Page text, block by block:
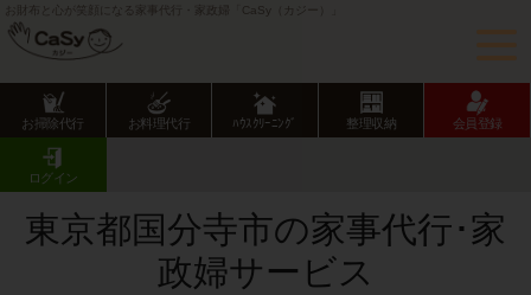
お財布と心が笑顔になる家事代行・家政婦「CaSy（カジー）」
お掃除代行 お料理代行 ﾊｳｽｸﾘｰﾆﾝｸﾞ 整理収納 会員登録
ログイン
CaSy TOP
国分寺市の家事代行･家政婦サービス
東京都国分寺市の家事代行･家
政婦サービス